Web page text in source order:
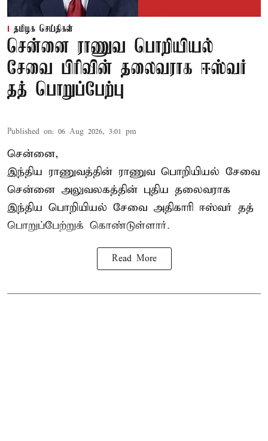
தமிழக செய்திகள்
சென்னை ராணுவ பொறியியல்
சேவை பிரிவின் தலைவராக ஈஸ்வர்
தத் பொறுப்பேற்பு
Published on: 06 Aug 2026, 3:01 pm
சென்னை,
இந்திய ராணுவத்தின் ராணுவ பொறியியல் சேவை
சென்னை அலுவலகத்தின் புதிய தலைவராக
இந்திய பொறியியல் சேவை அதிகாரி ஈஸ்வர் தத்
பொறுப்பேற்றுக் கொண்டுள்ளார்.
Read More